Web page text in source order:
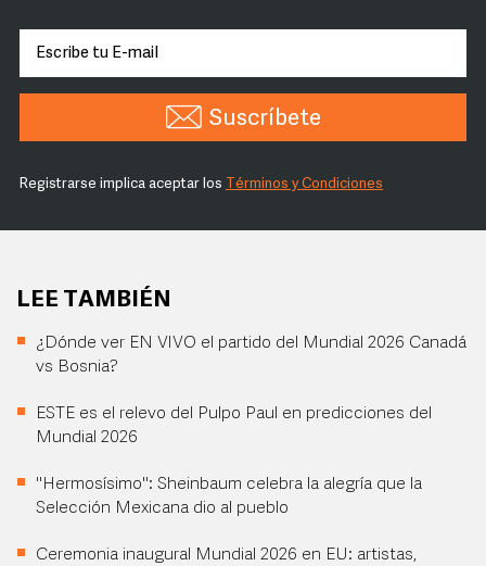
Suscríbete
Registrarse implica aceptar los Términos y Condiciones
LEE TAMBIÉN
¿Dónde ver EN VIVO el partido del Mundial 2026 Canadá
vs Bosnia?
ESTE es el relevo del Pulpo Paul en predicciones del
Mundial 2026
"Hermosísimo": Sheinbaum celebra la alegría que la
Selección Mexicana dio al pueblo
Ceremonia inaugural Mundial 2026 en EU: artistas,